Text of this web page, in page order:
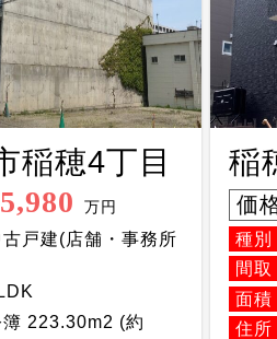
稲穂4丁目
5,980 万円
古戸建(店舗・事務所
簿 223.30m2 (約
稲
価
種別
間取
面積
住所